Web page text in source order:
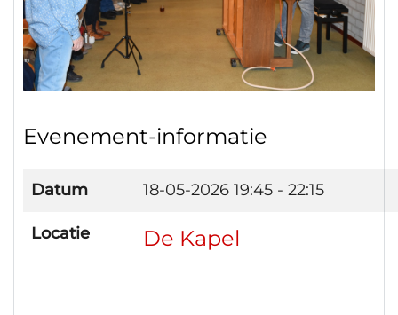
Evenement-informatie
Datum 18-05-2026 19:45 - 22:15
Locatie De Kapel